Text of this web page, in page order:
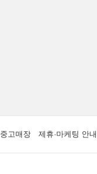
중고매장 제휴·마케팅 안내